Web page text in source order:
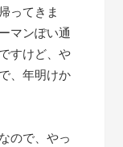
ってきま
マンぽい通
すけど、や
、年明けか
ので、やっ